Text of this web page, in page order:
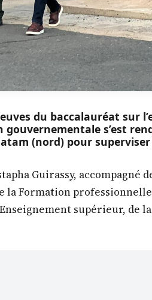
du baccalauréat sur
s’est
(nord) pour
Guirassy, accompagné
la Formation
supérieur, de